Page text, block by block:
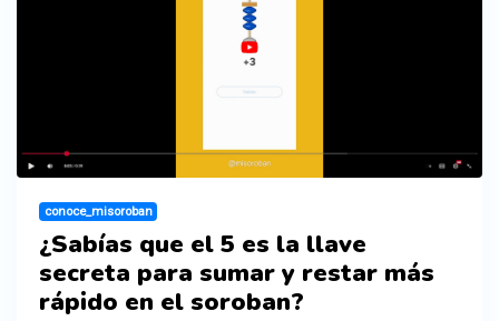
conoce_misoroban
¿Sabías que el 5 es la llave
secreta para sumar y restar más
rápido en el soroban?